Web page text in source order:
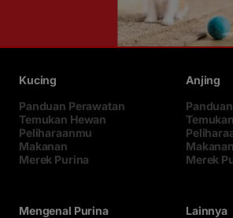
Kucing
Panduan Perawatan
Temukan Hewan
Peliharaanmu
Makanan
Merek Purina
Anjing
Makanan
Merek
Mengenal Purina
Lainnya